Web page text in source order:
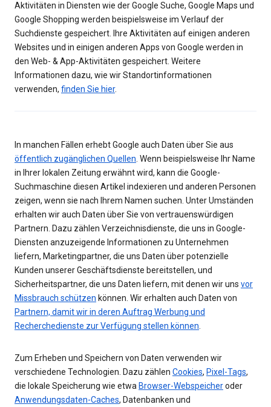
Aktivitäten in Diensten wie der Google Suche, Google Maps und
Google Shopping werden beispielsweise im Verlauf der
Suchdienste gespeichert. Ihre Aktivitäten auf einigen anderen
Websites und in einigen anderen Apps von Google werden in
den Web- & App-Aktivitäten gespeichert. Weitere
Informationen dazu, wie wir Standortinformationen
verwenden, finden Sie hier.
In manchen Fällen erhebt Google auch Daten über Sie aus
öffentlich zugänglichen Quellen . Wenn beispielsweise Ihr Name
in Ihrer lokalen Zeitung erwähnt wird, kann die Google-
Suchmaschine diesen Artikel indexieren und anderen Personen
zeigen, wenn sie nach Ihrem Namen suchen. Unter Umständen
erhalten wir auch Daten über Sie von vertrauenswürdigen
Partnern. Dazu zählen Verzeichnisdienste, die uns in Google-
Diensten anzuzeigende Informationen zu Unternehmen
liefern, Marketingpartner, die uns Daten über potenzielle
Kunden unserer Geschäftsdienste bereitstellen, und
Sicherheitspartner, die uns Daten liefern, mit denen wir uns vor
Missbrauch schützen können. Wir erhalten auch Daten von
Partnern, damit wir in deren Auftrag Werbung und
Recherchedienste zur Verfügung stellen können
Zum Erheben und Speichern von Daten verwenden wir
verschiedene Technologien. Dazu zählen Cookies, Pixel-Tags,
die lokale Speicherung wie etwa Browser-Webspeicheroder
Anwendungsdaten-Caches, Datenbanken und